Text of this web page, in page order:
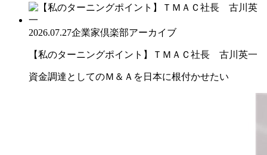
2026.07.27企業家倶楽部アーカイブ
【私のターニングポイント】ＴＭＡＣ社長 古川英一
資金調達としてのＭ＆Ａを日本に根付かせたい